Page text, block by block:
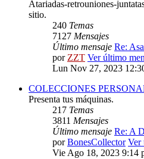
Atariadas-retrouniones-
sitio.
240 Temas
7127 Mensajes
Último mensaje Re:
porZZT Ver último
Lun Nov 27, 2023
COLECCIONES
Presenta tus máquinas.
217 Temas
3811 Mensajes
Último mensaje Re: A
porBonesCollector Ver
Vie Ago 18, 2023 9:14